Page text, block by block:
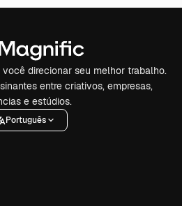
direcionar seu melhor trabalho.
entre criativos, empresas,
e estúdios.
Português